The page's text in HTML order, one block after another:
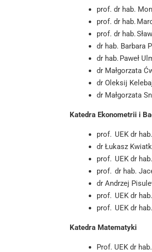
prof. dr hab.
prof. dr hab.
prof. dr hab.
dr hab. Barbara
dr hab. Paweł
dr Małgorzata
dr Oleksij
dr Małgorzata
Katedra Ekonometrii i
prof. UEK dr
dr Łukasz
prof. UEK dr
prof. dr hab.
dr Andrzej
prof. UEK dr
prof. UEK dr
Katedra Matematyki
Prof. UEK dr